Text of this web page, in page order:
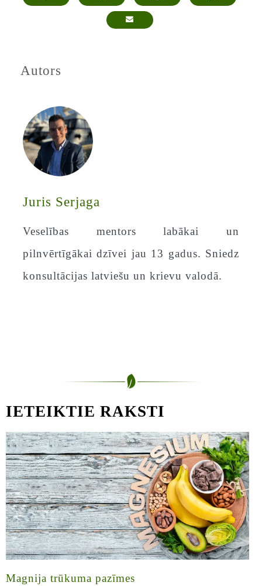
Autors
Juris Serjaga
Veselības mentors labākai un
pilnvērtīgākai dzīvei jau 13 gadus. Sniedz
konsultācijas latviešu un krievu valodā.
IETEIKTIE RAKSTI
Magnija trūkuma pazīmes